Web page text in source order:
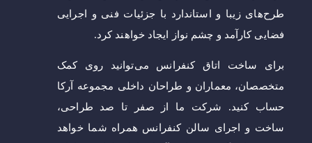
طرح‌های زیبا و استاندارد با جزئیات فنی و اجرایی
فضایی کارآمد و چشم نواز ایجاد خواهند کرد.
برای ساخت اتاق کنفرانس می‌توانید روی کمک
متخصصان، معماران و طراحان داخلی مجموعه آرکا
حساب کنید. شرکت ما از صفر تا صد طراحی،
ساخت و اجرای سالن کنفرانس همراه شما خواهد